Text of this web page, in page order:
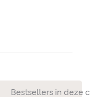
Bestsellers in deze